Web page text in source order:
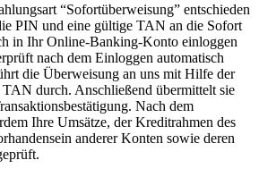
“Sofortüberweisung” entschieden
PIN und eine gültige TAN an die Sofort
in Ihr Online-Banking-Konto einloggen
nach dem Einloggen automatisch
die Überweisung an uns mit Hilfe der
durch. Anschließend übermittelt sie
Nach dem
Ihre Umsätze, der Kreditrahmen des
anderer Konten sowie deren